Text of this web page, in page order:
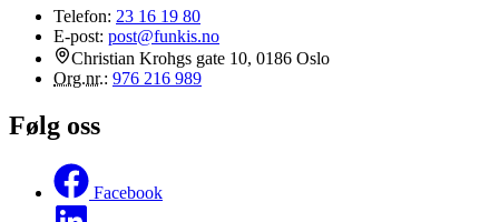
Telefon: 23 16 19 80
E-post: post@funkis.no
Christian Krohgs gate 10, 0186 Oslo
Org.nr.: 976 216 989
Følg oss
Facebook